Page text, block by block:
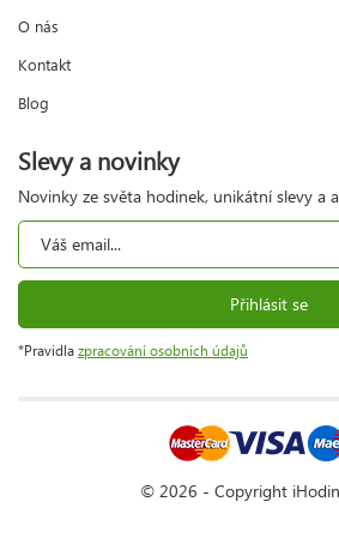
O nás
Kontakt
Blog
Slevy a novinky
Novinky ze světa hodinek, unikátní slevy a
Přihlásit se
*Pravidla zpracování osobních údajů
© 2026 - Copyright